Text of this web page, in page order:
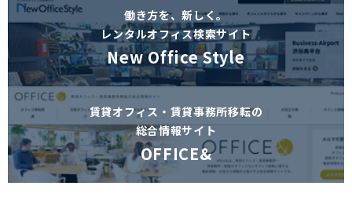
働き方を、新しく。
レンタルオフィス検索サイト
New Office Style
賃貸オフィス・賃貸事務所移転の
総合情報サイト
OFFICE&